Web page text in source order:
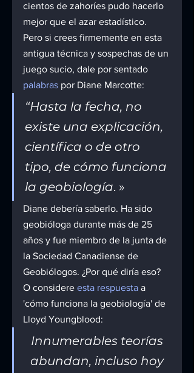
cientos de zahoríes pudo hacerlo
mejor que el azar estadístico.
Pero si crees firmemente en esta
antigua técnica y sospechas de un
juego sucio, dale por sentado
palabras por Diane Marcotte:
“Hasta la fecha, no
existe una explicación,
científica o de otro
tipo, de cómo funciona
la geobiología. »
Diane debería saberlo. Ha sido
geobióloga durante más de 25
años y fue miembro de la junta de
la Sociedad Canadiense de
Geobiólogos. ¿Por qué diría eso?
O considere esta respuesta a
'cómo funciona la geobiología' de
Lloyd Youngblood:
Innumerables teorías
abundan, incluso hoy